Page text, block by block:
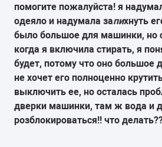
помогите пожалуйста! я
одеяло и надумала запихнуть
было большое для машинки, но
когда я включила стирать, я
будет, потому что оно большое
не хочет его полноценно
выключить ее, но осталась
дверки машинки, там ж вода и
розблокироваться!! что